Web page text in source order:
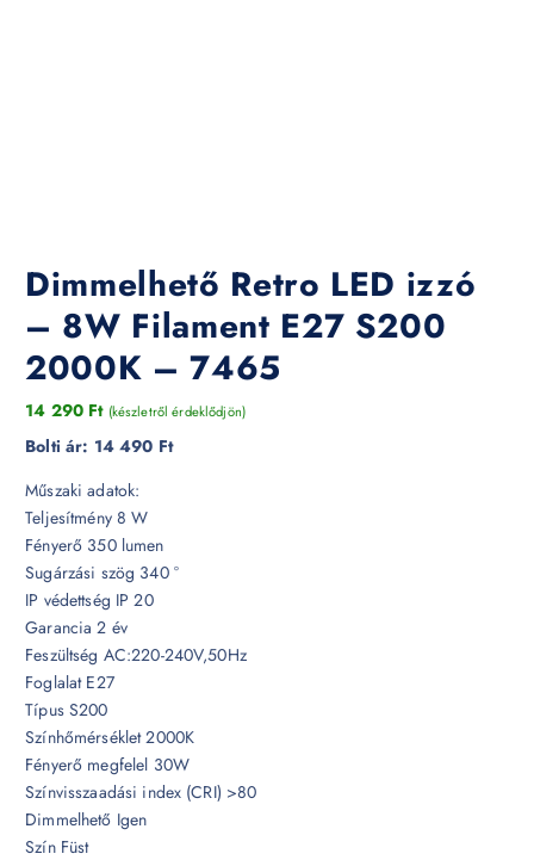
Dimmelhető Retro LED izzó
– 8W Filament E27 S200
2000K – 7465
14 290 Ft (készletről érdeklődjön)
Bolti ár: 14 490 Ft
Műszaki adatok:
Teljesítmény 8 W
Fényerő 350 lumen
Sugárzási szög 340 °
IP védettség IP 20
Garancia 2 év
Feszültség AC:220-240V,50Hz
Foglalat E27
Típus S200
Színhőmérséklet 2000K
Fényerő megfelel 30W
Színvisszaadási index (CRI) >80
Dimmelhető Igen
Szín Füst